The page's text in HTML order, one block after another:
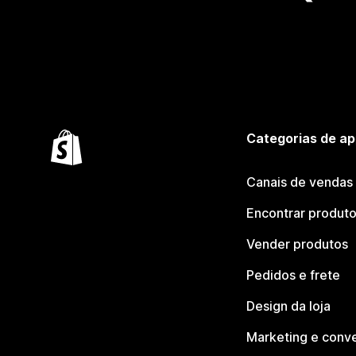
Categorias de
Canais de vendas
Encontrar
Vender produtos
Pedidos e frete
Design da loja
Marketing e